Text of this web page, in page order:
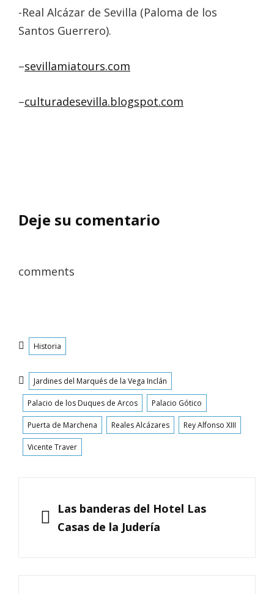
-Real Alcázar de Sevilla (Paloma de los
Santos Guerrero).
–sevillamiatours.com
–culturadesevilla.blogspot.com
Deje su comentario
comments
Categorías
Historia
Etiquetas
Jardines del Marqués de la Vega Inclán
Palacio de los Duques de Arcos Palacio Gótico
Puerta de Marchena Reales Alcázares Rey Alfonso XIII
Vicente Traver
entradas
ANTERIOR
Las banderas del Hotel Las
Casas de la Judería